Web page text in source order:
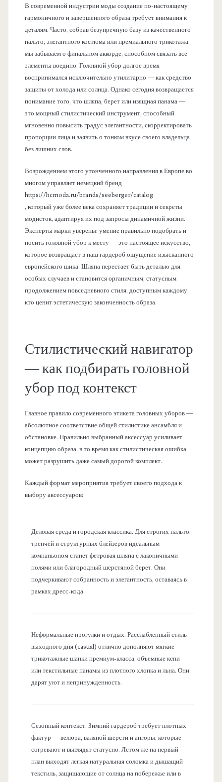
В современной индустрии моды создание по-настоящему
гармоничного и завершенного образа требует внимания к
деталям. Часто, собрав безупречную базу из качественного
пальто, элегантного костюма или премиального трикотажа,
мы забываем о финальном аккорде, способном связать все
элементы воедино. Головной убор долгое время
воспринимался исключительно утилитарно — как средство
защиты от холода или солнца. Однако сегодня возвращается
понимание того, что шляпа, берет или изящная панама —
это мощный стилистический инструмент, способный
мгновенно повысить градус элегантности, скорректировать
пропорции лица и заявить о тонком вкусе своего владельца
без лишних слов.
Возрождением этого утонченного направления в Европе во
многом управляет немецкий бренд
https://hcmoda.ru/brands/seeberger/catalog
, который уже более века сохраняет традиции и секреты
модисток, адаптируя их под запросы динамичной жизни.
Эксперты марки уверены: умение правильно подобрать и
носить головной убор к месту — это настоящее искусство,
которое возвращает в наш гардероб ощущение изысканного
европейского шика. Шляпа перестает быть деталью для
особых случаев и становится органичным, статусным
продолжением повседневного стиля, доступным каждому,
кто ценит эстетическую законченность образа.
Стилистический навигатор
— как подбирать головной
убор под контекст
Главное правило современного этикета головных уборов —
абсолютное соответствие общей стилистике ансамбля и
обстановке. Правильно выбранный аксессуар усиливает
концепцию образа, в то время как стилистическая ошибка
может разрушить даже самый дорогой комплект.
Каждый формат мероприятия требует своего подхода к
выбору аксессуаров:
Деловая среда и городская классика. Для строгих пальто,
тренчей и структурных блейзеров идеальным
компаньоном станет фетровая шляпа с лаконичными
полями или благородный шерстяной берет. Они
подчеркивают собранность и элегантность, оставаясь в
рамках дресс-кода.
Неформальные прогулки и отдых. Расслабленный стиль
выходного дня (casual) отлично дополняют мягкие
трикотажные шапки премиум-класса, объемные кепи
или текстильные панамы из плотного хлопка и льна. Они
дарят уют и непринужденность.
Сезонный контекст. Зимний гардероб требует плотных
фактур — велюра, валяной шерсти и ангоры, которые
согревают и выглядят статусно. Летом же на первый
план выходят легкая натуральная соломка и дышащий
текстиль, защищающие от солнца на побережье или в